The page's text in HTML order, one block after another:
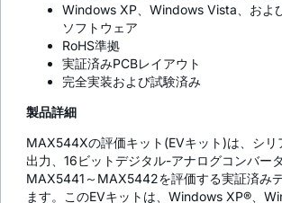
Windows XP、Windows Vista、およ
ソフトウェア
RoHS準拠
実証済みPCBレイアウト
完全実装および試験済み
製品詳細
MAX544Xの評価キット(EVキット)は、シリ
出力、16ビットデジタル-アナログコンバー
MAX5441～MAX5442を評価する実証済み
ます。このEVキットは、Windows XP®、